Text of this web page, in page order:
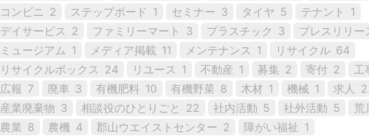
コンビニ
2 ステップボード 1 セミナー 3 タイヤ 5 テナント
1
デイサービス 2 ファミリーマート 3 プラスチック 3
プレスリリー
ミュージアム 1 メディア掲載 11 メンテナンス 1 リサイクル 64
リサイクルボックス 24 リユース 1 不動産 1 募集 2 寄付 2
工
広報 7 廃車 3 有機肥料 10 有機野菜 8 木材 1 機械 1 求人
産業廃棄物 3 相談役のひとりごと 22 社内活動 5 社外活動 5
荒
農業 8 農機 4 郡山ウエイストセンター 2 障がい福祉 1